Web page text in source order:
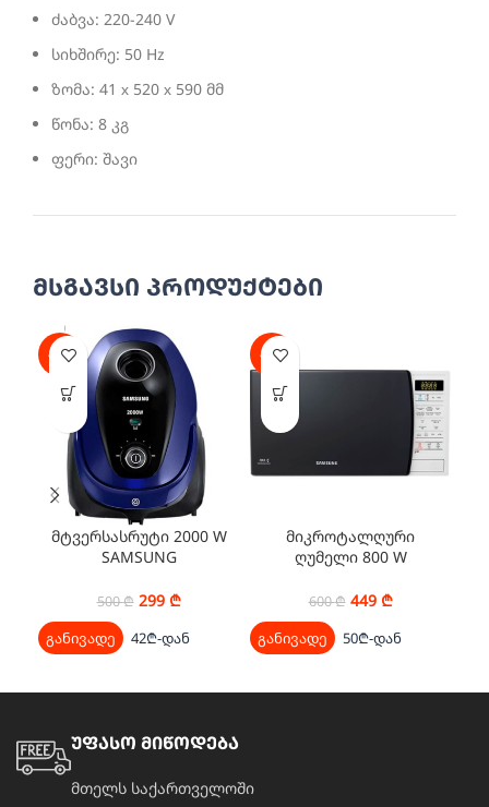
ძაბვა: 220-240 V
სიხშირე: 50 Hz
ზომა: 41 х 520 х 590 მმ
წონა: 8 კგ
ფერი: შავი
მსგავსი პროდუქტები
-40%
მტვერსასრუტი 2000 W
SAMSUNG
500₾ 299 ₾
განივადე 42₾-დან
-25%
მიკროტალღური
ღუმელი 800 W
1/BW
600₾ 449 ₾
განივადე 50₾-დან
უფასო მიწოდება
მთელს საქართველოში